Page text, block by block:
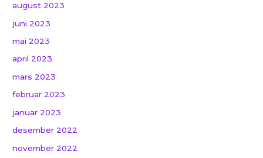
august 2023
juni 2023
mai 2023
april 2023
mars 2023
februar 2023
januar 2023
desember 2022
november 2022